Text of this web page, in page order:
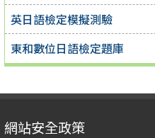
英日語檢定模擬測驗
東和數位日語檢定題庫
網站安全政策